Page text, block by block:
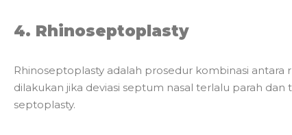
4. Rhinoseptoplasty
Rhinoseptoplasty adalah prosedur kombinasi antara
dilakukan jika deviasi septum nasal terlalu parah
septoplasty.